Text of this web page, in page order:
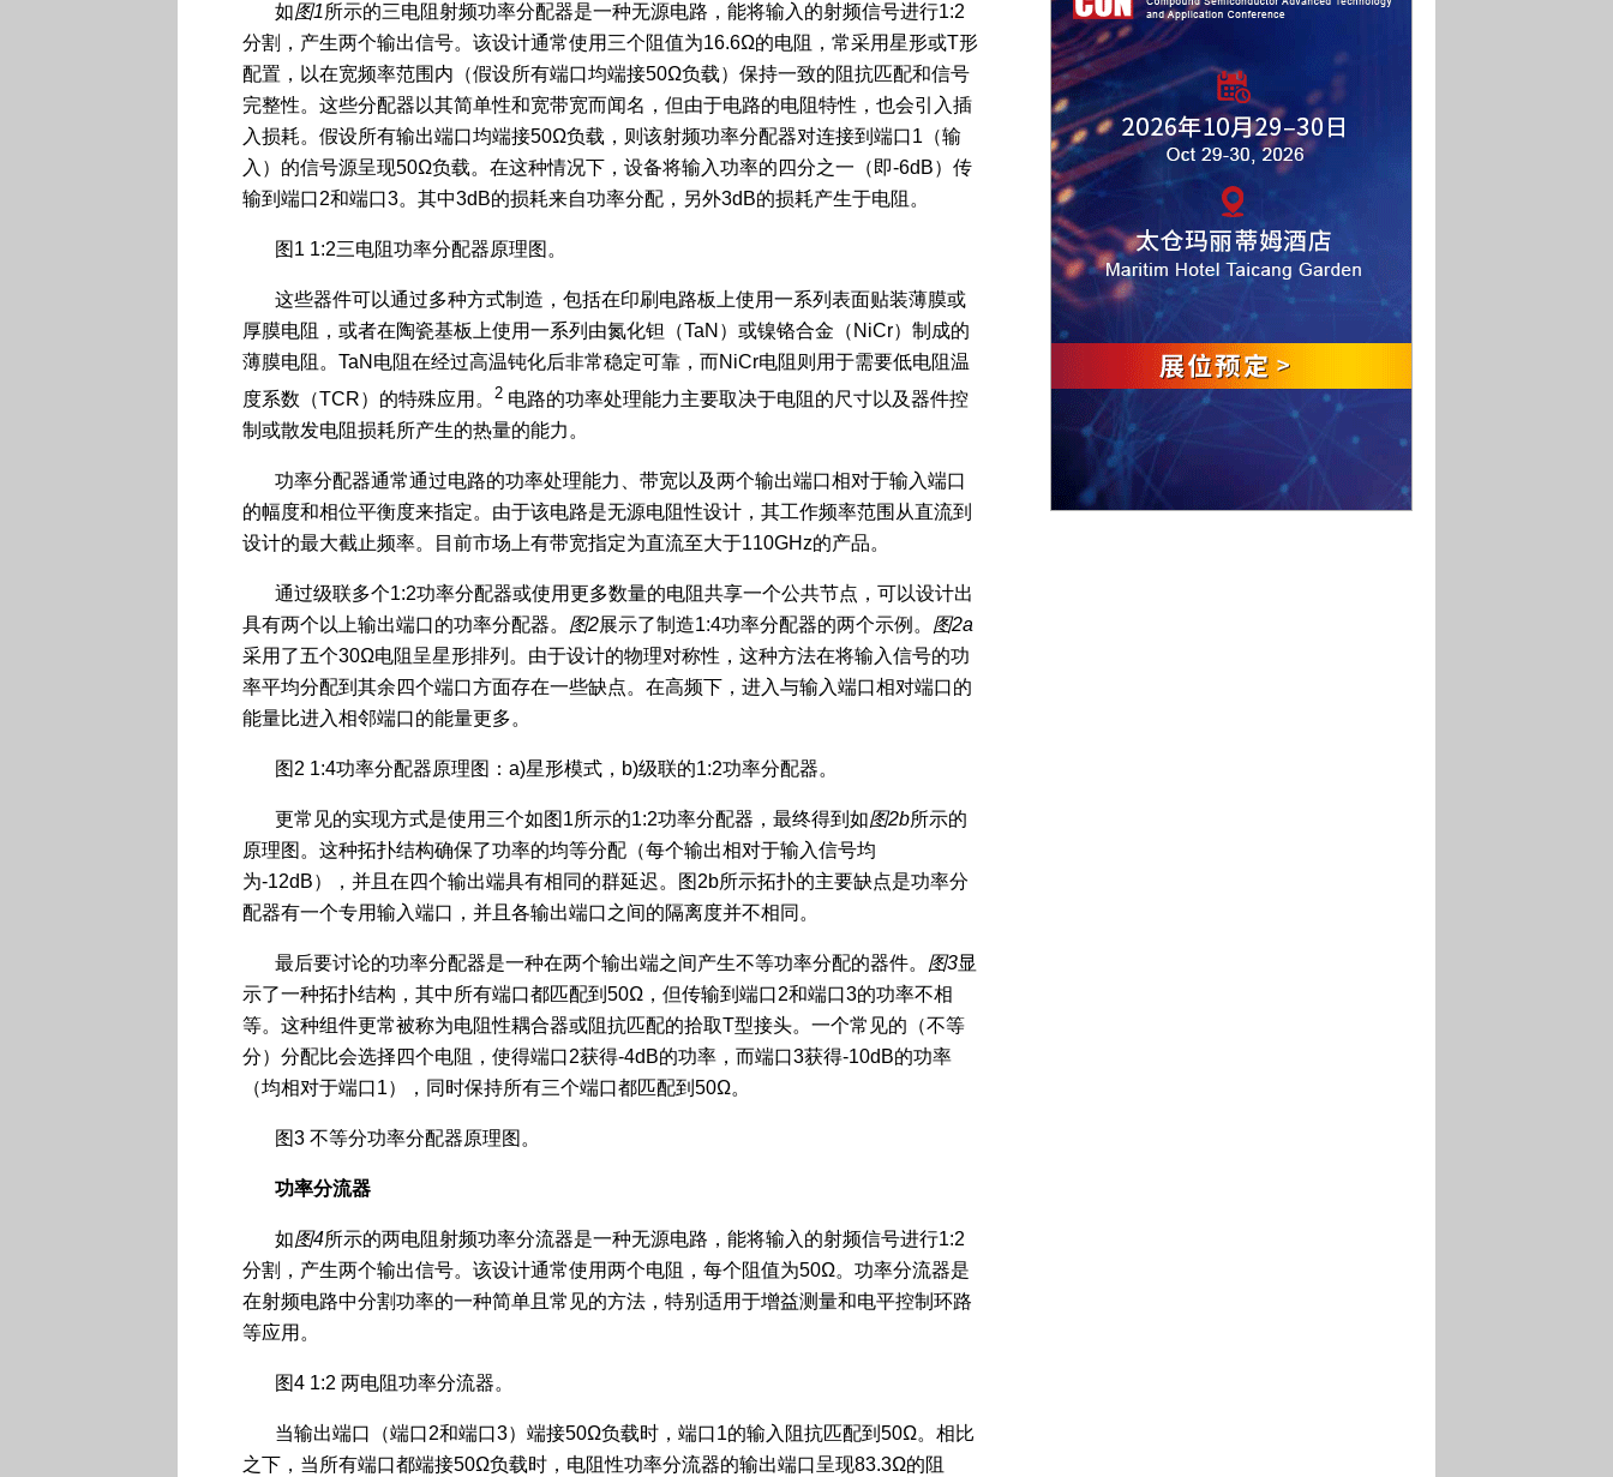
如图1所示的三电阻射频功率分配器是一种无源电路，能将输入的射频信号进行1:2
分割，产生两个输出信号。该设计通常使用三个阻值为16.6Ω的电阻，常采用星形或T形
配置，以在宽频率范围内（假设所有端口均端接50Ω负载）保持一致的阻抗匹配和信号
完整性。这些分配器以其简单性和宽带宽而闻名，但由于电路的电阻特性，也会引入插
入损耗。假设所有输出端口均端接50Ω负载，则该射频功率分配器对连接到端口1（输
入）的信号源呈现50Ω负载。在这种情况下，设备将输入功率的四分之一（即-6dB）传
输到端口2和端口3。其中3dB的损耗来自功率分配，另外3dB的损耗产生于电阻。
图1 1:2三电阻功率分配器原理图。
这些器件可以通过多种方式制造，包括在印刷电路板上使用一系列表面贴装薄膜或
厚膜电阻，或者在陶瓷基板上使用一系列由氮化钽（TaN）或镍铬合金（NiCr）制成的
薄膜电阻。TaN电阻在经过高温钝化后非常稳定可靠，而NiCr电阻则用于需要低电阻温
度系数（TCR）的特殊应用。 2 电路的功率处理能力主要取决于电阻的尺寸以及器件控
制或散发电阻损耗所产生的热量的能力。
功率分配器通常通过电路的功率处理能力、带宽以及两个输出端口相对于输入端口
的幅度和相位平衡度来指定。由于该电路是无源电阻性设计，其工作频率范围从直流到
设计的最大截止频率。目前市场上有带宽指定为直流至大于110GHz的产品。
通过级联多个1:2功率分配器或使用更多数量的电阻共享一个公共节点，可以设计出
具有两个以上输出端口的功率分配器。 图2展示了制造1:4功率分配器的两个示例。 图2a
采用了五个30Ω电阻呈星形排列。由于设计的物理对称性，这种方法在将输入信号的功
率平均分配到其余四个端口方面存在一些缺点。在高频下，进入与输入端口相对端口的
能量比进入相邻端口的能量更多。
图2 1:4功率分配器原理图：a)星形模式，b)级联的1:2功率分配器。
更常见的实现方式是使用三个如图1所示的1:2功率分配器，最终得到如图2b所示的
原理图。这种拓扑结构确保了功率的均等分配（每个输出相对于输入信号均
为-12dB），并且在四个输出端具有相同的群延迟。图2b所示拓扑的主要缺点是功率分
配器有一个专用输入端口，并且各输出端口之间的隔离度并不相同。
最后要讨论的功率分配器是一种在两个输出端之间产生不等功率分配的器件。 图3显
示了一种拓扑结构，其中所有端口都匹配到50Ω，但传输到端口2和端口3的功率不相
等。这种组件更常被称为电阻性耦合器或阻抗匹配的拾取T型接头。一个常见的（不等
分）分配比会选择四个电阻，使得端口2获得-4dB的功率，而端口3获得-10dB的功率
（均相对于端口1），同时保持所有三个端口都匹配到50Ω。
图3 不等分功率分配器原理图。
功率分流器
如图4所示的两电阻射频功率分流器是一种无源电路，能将输入的射频信号进行1:2
分割，产生两个输出信号。该设计通常使用两个电阻，每个阻值为50Ω。功率分流器是
在射频电路中分割功率的一种简单且常见的方法，特别适用于增益测量和电平控制环路
等应用。
图4 1:2 两电阻功率分流器。
当输出端口（端口2和端口3）端接50Ω负载时，端口1的输入阻抗匹配到50Ω。相比
之下，当所有端口都端接50Ω负载时，电阻性功率分流器的输出端口呈现83.3Ω的阻